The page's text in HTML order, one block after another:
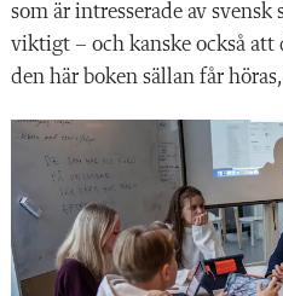
som är intresserade av
viktigt – och kanske också att
den här boken sällan får